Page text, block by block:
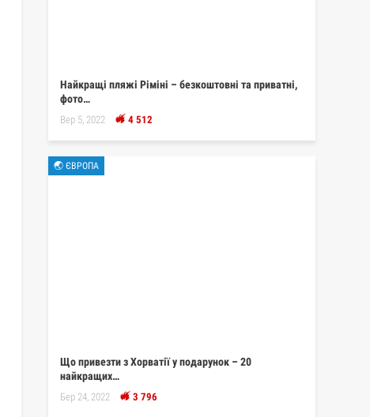
Найкращі пляжі Ріміні – безкоштовні та приватні,
фото…
Вер 5, 2022 4 512
🌏 ЄВРОПА
Що привезти з Хорватії у подарунок – 20
найкращих…
Бер 24, 2022 3 796